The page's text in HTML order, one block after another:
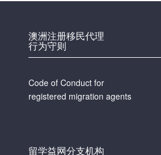
澳洲注册移民代理
行为守则
Code of Conduct for
registered migration agents
留学益网分支机构